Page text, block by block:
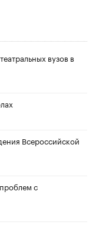
вузов в
Всероссийской
с